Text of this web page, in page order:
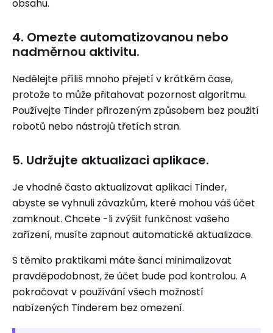
obsahu.
4. Omezte automatizovanou nebo
nadměrnou aktivitu.
Nedělejte příliš mnoho přejetí v krátkém čase,
protože to může přitahovat pozornost algoritmu.
Používejte Tinder přirozeným způsobem bez použití
robotů nebo nástrojů třetích stran.
5. Udržujte aktualizaci aplikace.
Je vhodné často aktualizovat aplikaci Tinder,
abyste se vyhnuli závazkům, které mohou váš účet
zamknout. Chcete -li zvýšit funkčnost vašeho
zařízení, musíte zapnout automatické aktualizace.
S těmito praktikami máte šanci minimalizovat
pravděpodobnost, že účet bude pod kontrolou. A
pokračovat v používání všech možností
nabízených Tinderem bez omezení.